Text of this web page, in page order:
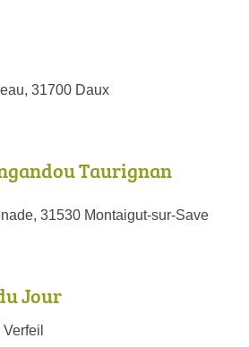
31700 Daux
Taurignan
31530 Montaigut-sur-Save
Jour